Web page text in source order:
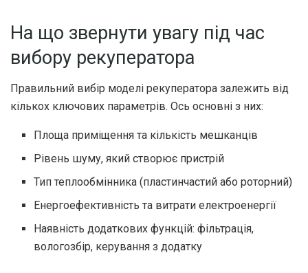
На що звернути увагу під час
вибору рекуператора
Правильний вибір моделі рекуператора залежить від
кількох ключових параметрів. Ось основні з них:
Площа приміщення та кількість мешканців
Рівень шуму, який створює пристрій
Тип теплообмінника (пластинчастий або роторний)
Енергоефективність та витрати електроенергії
Наявність додаткових функцій: фільтрація,
вологозбір, керування з додатку